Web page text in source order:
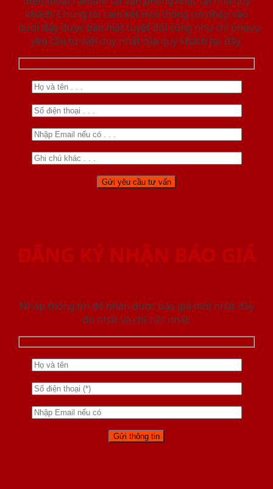
khách. Chúng tôi cam kết mọi thông tin nhập vào
dưới đây được bảo mật tuyệt đối cũng như chỉ phục vụ
yêu cầu tư vấn duy nhất của quý khách tại đây.
ĐĂNG KÝ NHẬN BÁO GIÁ
Nhập thông tin để nhận được báo giá mới nhât đầy
đủ nhất và chi tiết nhất.